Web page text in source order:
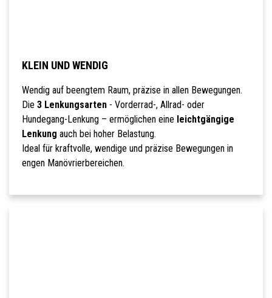
KLEIN UND WENDIG
Wendig auf beengtem Raum, präzise in allen Bewegungen.
Die 3 Lenkungsarten- Vorderrad-, Allrad- oder
Hundegang-Lenkung – ermöglichen eine leichtgängige
Lenkung auch bei hoher Belastung.
Ideal für kraftvolle, wendige und präzise Bewegungen in
engen Manövrierbereichen.